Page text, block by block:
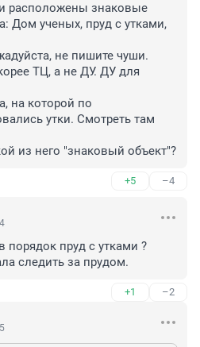
расположены знаковые
Дом ученых, пруд с утками,
не пишите чуши.
ТЦ, а не ДУ. ДУ для
на которой по
утки. Смотреть там
из него "знаковый объект"?
+5 –4
порядок пруд с утками ?
следить за прудом.
+1 –2